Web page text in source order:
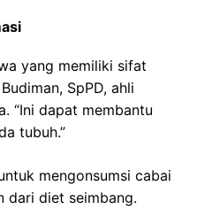
yang memiliki sifat
SpPD, ahli
“Ini dapat membantu
tubuh.”
mengonsumsi cabai
dari diet seimbang.